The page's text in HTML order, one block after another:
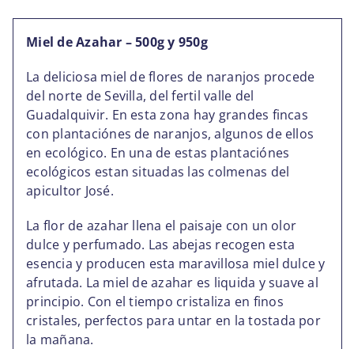
Miel de Azahar – 500g y 950g
La deliciosa miel de flores de naranjos procede
del norte de Sevilla, del fertil valle del
Guadalquivir. En esta zona hay grandes fincas
con plantaciónes de naranjos, algunos de ellos
en ecológico. En una de estas plantaciónes
ecológicos estan situadas las colmenas del
apicultor José.
La flor de azahar llena el paisaje con un olor
dulce y perfumado. Las abejas recogen esta
esencia y producen esta maravillosa miel dulce y
afrutada. La miel de azahar es liquida y suave al
principio. Con el tiempo cristaliza en finos
cristales, perfectos para untar en la tostada por
la mañana.